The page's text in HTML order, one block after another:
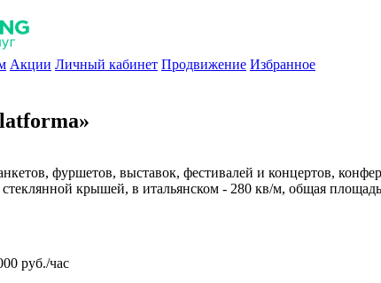
Акции Личный кабинет Продвижение Избранное
фуршетов, выставок, фестивалей и концертов,
крышей, в итальянском - 280 кв/м, общая
руб./час